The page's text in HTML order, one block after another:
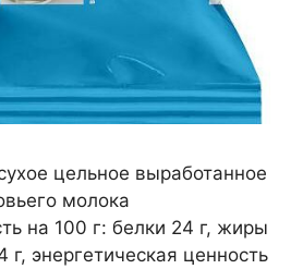
цельное выработанное
молока
на 100 г: белки 24 г, жиры
г, энергетическая ценность